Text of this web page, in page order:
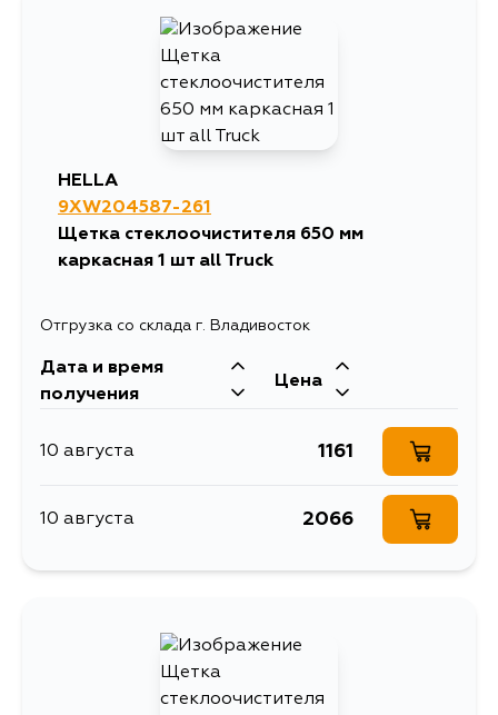
HELLA
9XW204587-261
Щетка стеклоочистителя 650 мм
каркасная 1 шт all Truck
Отгрузка со склада г. Владивосток
Дата и время
получения
Цена
10 августа 1161
10 августа 2066